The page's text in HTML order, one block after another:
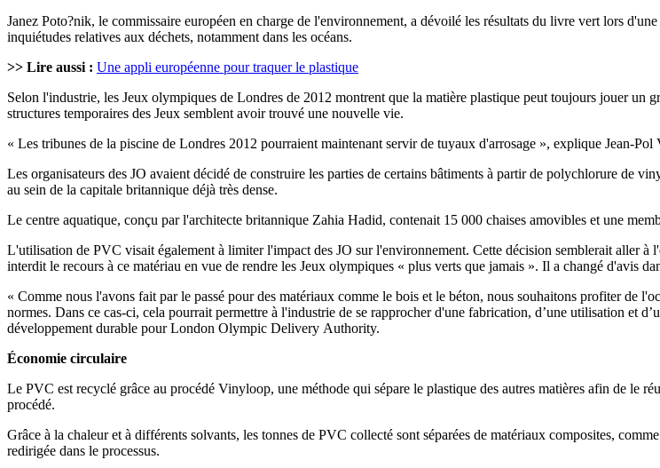
Janez Poto?nik, le commissaire européen en charge de l'environnement, a dévoilé les résultats du livre vert lors
inquiétudes relatives aux déchets, notamment dans les océans.
>> Lire aussi : Une appli européenne pour traquer le plastique
Selon l'industrie, les Jeux olympiques de Londres de 2012 montrent que la matière plastique peut toujours jouer un
structures temporaires des Jeux semblent avoir trouvé une nouvelle vie.
« Les tribunes de la piscine de Londres 2012 pourraient maintenant servir de tuyaux d'arrosage », explique Jean-
Les organisateurs des JO avaient décidé de construire les parties de certains bâtiments à partir de polychlorure de
au sein de la capitale britannique déjà très dense.
Le centre aquatique, conçu par l'architecte britannique Zahia Hadid, contenait 15 000 chaises amovibles et une
L'utilisation de PVC visait également à limiter l'impact des JO sur l'environnement. Cette décision semblerait aller à
interdit le recours à ce matériau en vue de rendre les Jeux olympiques « plus verts que jamais ». Il a changé d'avis
« Comme nous l'avons fait par le passé pour des matériaux comme le bois et le béton, nous souhaitons profiter de
normes. Dans ce cas-ci, cela pourrait permettre à l'industrie de se rapprocher d'une fabrication, d’une utilisation et
développement durable pour London Olympic Delivery Authority.
Économie circulaire
Le PVC est recyclé grâce au procédé Vinyloop, une méthode qui sépare le plastique des autres matières afin de le
procédé.
Grâce à la chaleur et à différents solvants, les tonnes de PVC collecté sont séparées de matériaux composites,
redirigée dans le processus.